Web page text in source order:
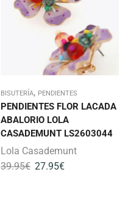
BISUTERÍA, PENDIENTES
PENDIENTES FLOR LACADA
ABALORIO LOLA
CASADEMUNT LS2603044
Lola Casademunt
39.95€ 27.95€